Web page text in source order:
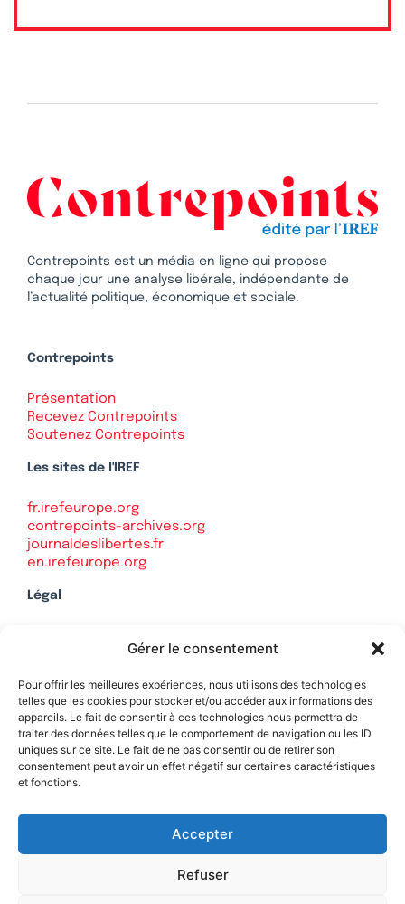
Gérer le consentement
Pour offrir les meilleures expériences, nous utilisons des technologies
telles que les cookies pour stocker et/ou accéder aux informations des
appareils. Le fait de consentir à ces technologies nous permettra de
traiter des données telles que le comportement de navigation ou les ID
uniques sur ce site. Le fait de ne pas consentir ou de retirer son
consentement peut avoir un effet négatif sur certaines caractéristiques
et fonctions.
Accepter
Refuser
Contrepoints est un média en ligne qui propose
chaque jour une analyse libérale, indépendante de
l’actualité politique, économique et sociale.
Contrepoints
Présentation
Recevez Contrepoints
Soutenez Contrepoints
Les sites de l'IREF
fr.irefeurope.org
contrepoints-archives.org
journaldeslibertes.fr
en.irefeurope.org
Légal
Politique de confidentialité
Contact
Soutenez Contrepoints